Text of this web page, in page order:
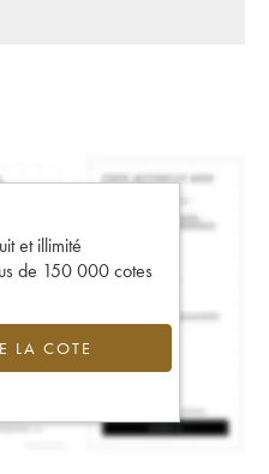
et illimité
de 150 000 cotes
LA COTE